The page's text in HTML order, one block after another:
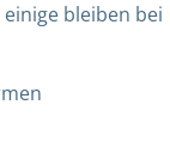
bleiben bei